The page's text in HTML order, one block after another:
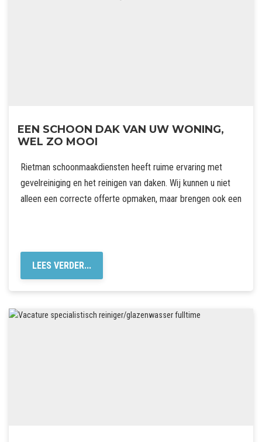
EEN SCHOON DAK VAN UW WONING,
WEL ZO MOOI
Rietman schoonmaakdiensten heeft ruime ervaring met
gevelreiniging en het reinigen van daken. Wij kunnen u niet
alleen een correcte offerte opmaken, maar brengen ook een
LEES VERDER...